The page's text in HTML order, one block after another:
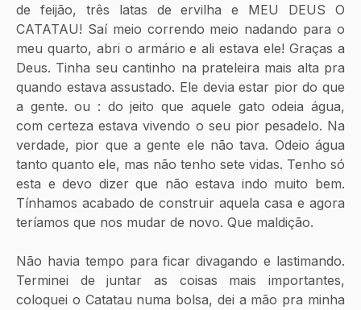
de feijão, três latas de ervilha e MEU DEUS O
CATATAU! Saí meio correndo meio nadando para o
meu quarto, abri o armário e ali estava ele! Graças a
Deus. Tinha seu cantinho na prateleira mais alta pra
quando estava assustado. Ele devia estar pior do que
a gente. ou : do jeito que aquele gato odeia água,
com certeza estava vivendo o seu pior pesadelo. Na
verdade, pior que a gente ele não tava. Odeio água
tanto quanto ele, mas não tenho sete vidas. Tenho só
esta e devo dizer que não estava indo muito bem.
Tínhamos acabado de construir aquela casa e agora
teríamos que nos mudar de novo. Que maldição.
Não havia tempo para ficar divagando e lastimando.
Terminei de juntar as coisas mais importantes,
coloquei o Catatau numa bolsa, dei a mão pra minha